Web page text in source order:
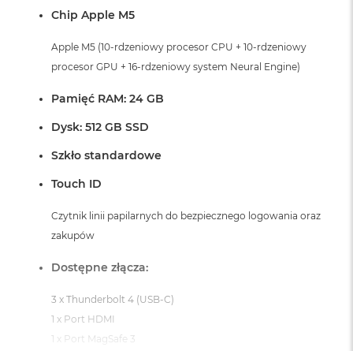
Chip Apple M5
Apple M5 (10-rdzeniowy procesor CPU + 10-rdzeniowy
procesor GPU + 16-rdzeniowy system Neural Engine)
Pamięć RAM: 24 GB
Dysk: 512 GB SSD
Szkło standardowe
Touch ID
Czytnik linii papilarnych do bezpiecznego logowania oraz
zakupów
Dostępne złącza:
3 x Thunderbolt 4 (USB-C)
1 x Port HDMI
1 x Port MagSafe 3